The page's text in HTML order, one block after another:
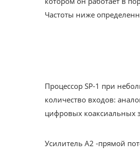
Частоты ниже
Процессор SP-1 при
количество входов:
цифровых коаксиальных
Усилитель А2 -прямой